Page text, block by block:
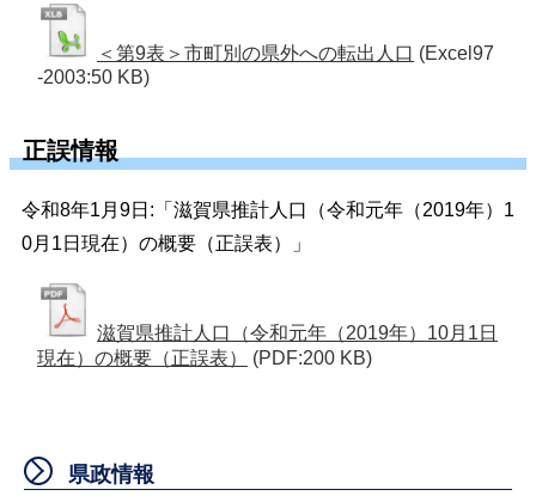
＜第9表＞市町別の県外への転出人口 (Excel97
-2003:50 KB)
正誤情報
令和8年1月9日:「滋賀県推計人口（令和元年（2019年）1
0月1日現在）の概要（正誤表）」
滋賀県推計人口（令和元年（2019年）10月1日
現在）の概要（正誤表）
(PDF:200 KB)
県政情報